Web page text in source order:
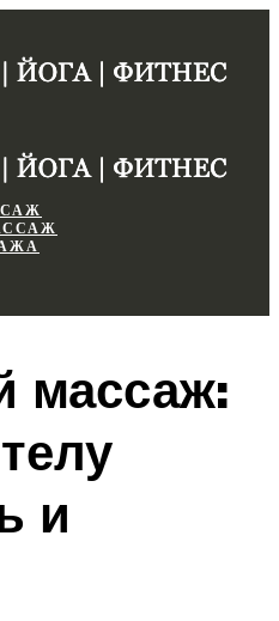
массаж:
и